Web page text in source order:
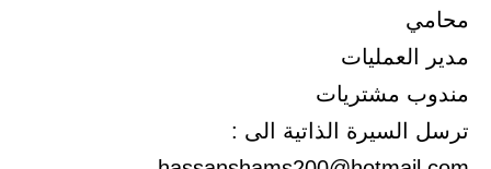
محامي
مدير العمليات
مندوب مشتريات
ترسل السيرة الذاتية الى :